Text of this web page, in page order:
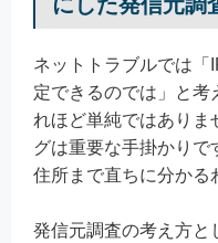
ネットトラブルでは「
定できるのでは」と考
れほど単純ではありま
グは重要な手掛かりで
住所まで直ちに分かる
発信元調査の考え方と